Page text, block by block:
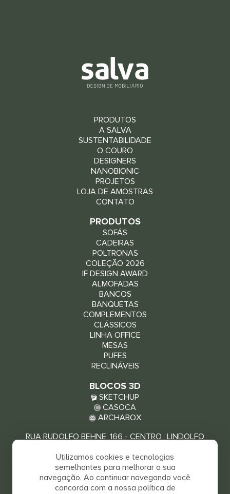
PRODUTOS
A SALVA
SUSTENTABILIDADE
O COURO
DESIGNERS
NANOBIONIC
PROJETOS
LOJA DE AMOSTRAS
CONTATO
PRODUTOS
SOFÁS
CADEIRAS
POLTRONAS
COLEÇÃO 2026
IF DESIGN AWARD
ALMOFADAS
BANCOS
BANQUETAS
COMPLEMENTOS
CLÁSSICOS
LINHA OFFICE
MESAS
PUFES
RECLINÁVEIS
BLOCOS 3D
SKETCHUP
CASOCA
ARCHABOX
RUA RUDOLFO BEHNE, 166 - CENTRO LINDOLFO
VEJA COMO CHEGAR
Utilizamos cookies e tecnologias
semelhantes para melhorar a sua
navegação. Ao continuar navegando você
concorda com a nossa política de